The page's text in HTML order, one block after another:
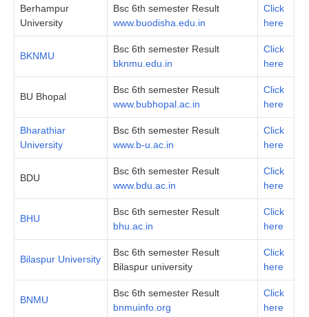
Berhampur
University
Bsc 6th semester Result
www.buodisha.edu.in
Click
here
BKNMU
Bsc 6th semester Result
bknmu.edu.in
Click
here
BU Bhopal
Bsc 6th semester Result
www.bubhopal.ac.in
Click
here
Bharathiar
University
Bsc 6th semester Result
www.b-u.ac.in
Click
here
BDU
Bsc 6th semester Result
www.bdu.ac.in
Click
here
BHU
Bsc 6th semester Result
bhu.ac.in
Click
here
Bilaspur University
Bsc 6th semester Result
Bilaspur university
Click
here
BNMU
Bsc 6th semester Result
bnmuinfo.org
Click
here